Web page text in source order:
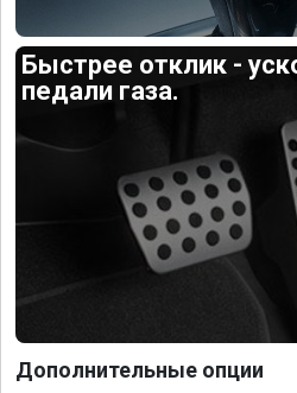
Быстрее отклик -
педали газа.
Дополнительные опции